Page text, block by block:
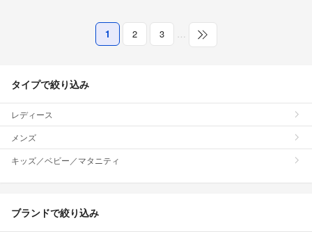
1 2 3 …
タイプで絞り込み
レディース
メンズ
キッズ／ベビー／マタニティ
ブランドで絞り込み